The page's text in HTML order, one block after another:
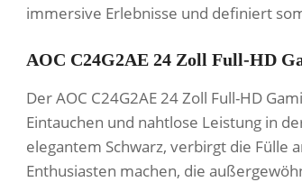
immersive Erlebnisse und definiert
AOC C24G2AE 24 Zoll Full-HD
Der AOC C24G2AE 24 Zoll Full-HD
Eintauchen und nahtlose Leistung in
elegantem Schwarz, verbirgt die Fülle
Enthusiasten machen, die